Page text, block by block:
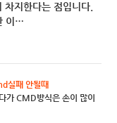
지한다는 점입니다.
이…
실패 안될때
가 CMD방식은 손이 많이